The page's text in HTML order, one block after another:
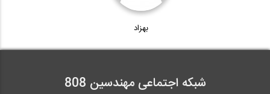
بهزاد
شبکه اجتماعی مهندسین 808